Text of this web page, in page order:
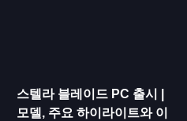
스텔라 블레이드 PC 출시 |
모델, 주요 하이라이트와 이